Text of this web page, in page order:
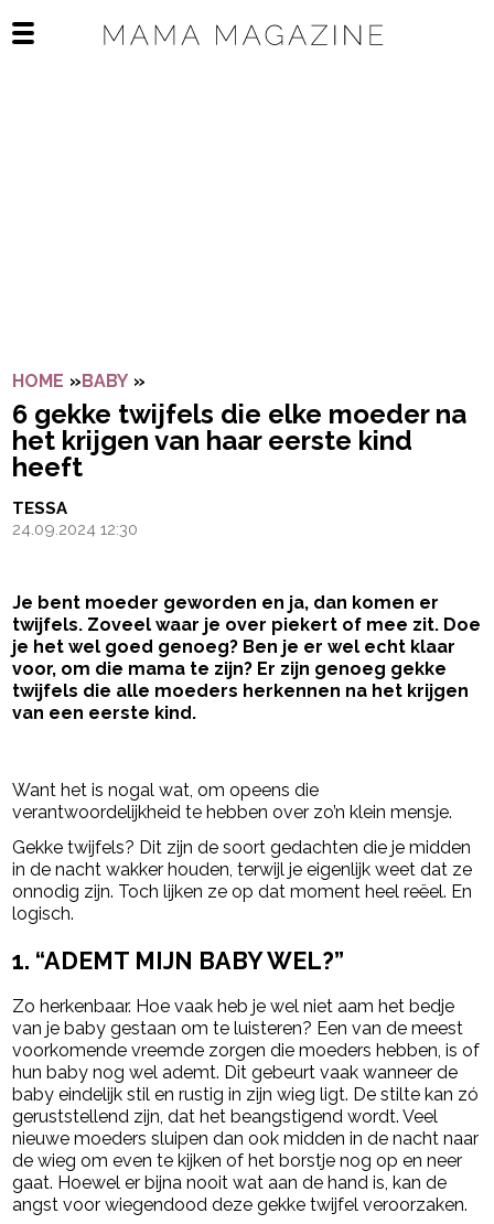
Open het mobiele menu
HOME »BABY »
6 gekke twijfels die elke moeder na
het krijgen van haar eerste kind
heeft
TESSA
24.09.2024 12:30
Je bent moeder geworden en ja, dan komen er
twijfels. Zoveel waar je over piekert of mee zit. Doe
je het wel goed genoeg? Ben je er wel echt klaar
voor, om die mama te zijn? Er zijn genoeg gekke
twijfels die alle moeders herkennen na het krijgen
van een eerste kind.
Want het is nogal wat, om opeens die
verantwoordelijkheid te hebben over zo’n klein mensje.
Gekke twijfels? Dit zijn de soort gedachten die je midden
in de nacht wakker houden, terwijl je eigenlijk weet dat ze
onnodig zijn. Toch lijken ze op dat moment heel reëel. En
logisch.
1. “ADEMT MIJN BABY WEL?”
Zo herkenbaar. Hoe vaak heb je wel niet aam het bedje
van je baby gestaan om te luisteren? Een van de meest
voorkomende vreemde zorgen die moeders hebben, is of
hun baby nog wel ademt. Dit gebeurt vaak wanneer de
baby eindelijk stil en rustig in zijn wieg ligt. De stilte kan zó
geruststellend zijn, dat het beangstigend wordt. Veel
nieuwe moeders sluipen dan ook midden in de nacht naar
de wieg om even te kijken of het borstje nog op en neer
gaat. Hoewel er bijna nooit wat aan de hand is, kan de
angst voor wiegendood deze gekke twijfel veroorzaken.